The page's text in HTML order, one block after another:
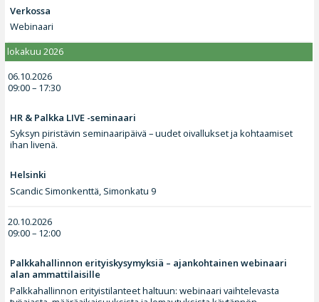
Verkossa
Webinaari
lokakuu 2026
06.10.2026
09:00 – 17:30
HR & Palkka LIVE -seminaari
Syksyn piristävin seminaaripäivä – uudet oivallukset ja kohtaamiset
ihan livenä.
Helsinki
Scandic Simonkenttä, Simonkatu 9
20.10.2026
09:00 – 12:00
Palkkahallinnon erityiskysymyksiä – ajankohtainen webinaari
alan ammattilaisille
Palkkahallinnon erityistilanteet haltuun: webinaari vaihtelevasta